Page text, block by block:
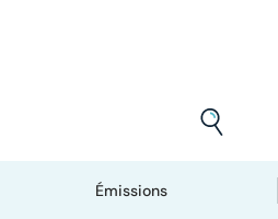
Émissions